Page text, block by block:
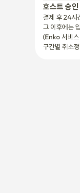
호스트 승인
결제 후 24시
그 이후에는
(Enko 서비스
구간별 취소